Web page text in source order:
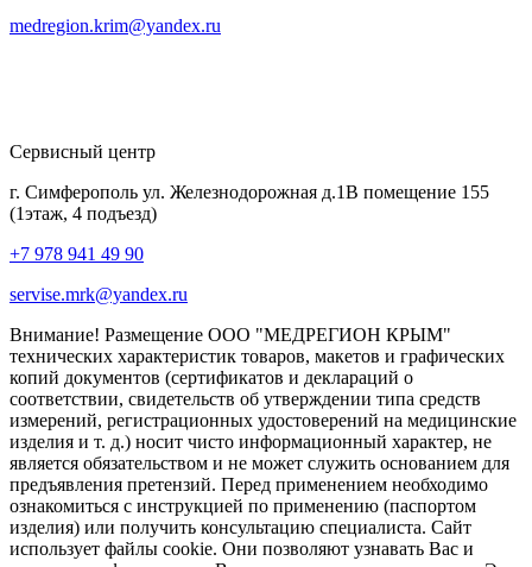
medregion.krim@yandex.ru
Сервисный центр
г. Симферополь ул. Железнодорожная д.1В помещение 155
(1этаж, 4 подъезд)
+7 978 941 49 90
servise.mrk@yandex.ru
Внимание! Размещение ООО "МЕДРЕГИОН КРЫМ"
технических характеристик товаров, макетов и графических
копий документов (сертификатов и деклараций о
соответствии, свидетельств об утверждении типа средств
измерений, регистрационных удостоверений на медицинские
изделия и т. д.) носит чисто информационный характер, не
является обязательством и не может служить основанием для
предъявления претензий. Перед применением необходимо
ознакомиться с инструкцией по применению (паспортом
изделия) или получить консультацию специалиста. Сайт
использует файлы cookie. Они позволяют узнавать Вас и